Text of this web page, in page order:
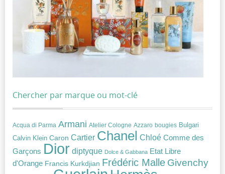
Chercher par marque ou mot-clé
Acqua di Parma Armani Atelier Cologne Azzaro bougies Bulgari
Calvin Klein Caron Cartier Chanel Chloé Comme des
Garçons Dior diptyque Dolce & Gabbana Etat Libre
d'Orange Francis Kurkdjian Frédéric Malle Givenchy